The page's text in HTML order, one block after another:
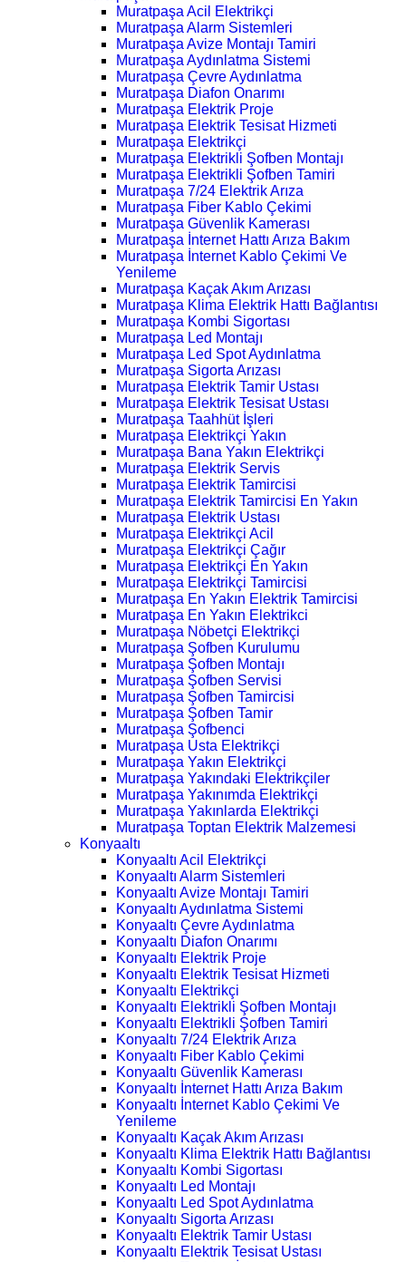
Muratpaşa Acil Elektrikçi
Muratpaşa Alarm Sistemleri
Muratpaşa Avize Montajı Tamiri
Muratpaşa Aydınlatma Sistemi
Muratpaşa Çevre Aydınlatma
Muratpaşa Diafon Onarımı
Muratpaşa Elektrik Proje
Muratpaşa Elektrik Tesisat Hizmeti
Muratpaşa Elektrikçi
Muratpaşa Elektrikli Şofben Montajı
Muratpaşa Elektrikli Şofben Tamiri
Muratpaşa 7/24 Elektrik Arıza
Muratpaşa Fiber Kablo Çekimi
Muratpaşa Güvenlik Kamerası
Muratpaşa İnternet Hattı Arıza Bakım
Muratpaşa İnternet Kablo Çekimi Ve
Yenileme
Muratpaşa Kaçak Akım Arızası
Muratpaşa Klima Elektrik Hattı Bağlantısı
Muratpaşa Kombi Sigortası
Muratpaşa Led Montajı
Muratpaşa Led Spot Aydınlatma
Muratpaşa Sigorta Arızası
Muratpaşa Elektrik Tamir Ustası
Muratpaşa Elektrik Tesisat Ustası
Muratpaşa Taahhüt İşleri
Muratpaşa Elektrikçi Yakın
Muratpaşa Bana Yakın Elektrikçi
Muratpaşa Elektrik Servis
Muratpaşa Elektrik Tamircisi
Muratpaşa Elektrik Tamircisi En Yakın
Muratpaşa Elektrik Ustası
Muratpaşa Elektrikçi Acil
Muratpaşa Elektrikçi Çağır
Muratpaşa Elektrikçi En Yakın
Muratpaşa Elektrikçi Tamircisi
Muratpaşa En Yakın Elektrik Tamircisi
Muratpaşa En Yakın Elektrikci
Muratpaşa Nöbetçi Elektrikçi
Muratpaşa Şofben Kurulumu
Muratpaşa Şofben Montajı
Muratpaşa Şofben Servisi
Muratpaşa Şofben Tamircisi
Muratpaşa Şofben Tamir
Muratpaşa Şofbenci
Muratpaşa Usta Elektrikçi
Muratpaşa Yakın Elektrikçi
Muratpaşa Yakındaki Elektrikçiler
Muratpaşa Yakınımda Elektrikçi
Muratpaşa Yakınlarda Elektrikçi
Muratpaşa Toptan Elektrik Malzemesi
Konyaaltı
Konyaaltı Acil Elektrikçi
Konyaaltı Alarm Sistemleri
Konyaaltı Avize Montajı Tamiri
Konyaaltı Aydınlatma Sistemi
Konyaaltı Çevre Aydınlatma
Konyaaltı Diafon Onarımı
Konyaaltı Elektrik Proje
Konyaaltı Elektrik Tesisat Hizmeti
Konyaaltı Elektrikçi
Konyaaltı Elektrikli Şofben Montajı
Konyaaltı Elektrikli Şofben Tamiri
Konyaaltı 7/24 Elektrik Arıza
Konyaaltı Fiber Kablo Çekimi
Konyaaltı Güvenlik Kamerası
Konyaaltı İnternet Hattı Arıza Bakım
Konyaaltı İnternet Kablo Çekimi Ve
Yenileme
Konyaaltı Kaçak Akım Arızası
Konyaaltı Klima Elektrik Hattı Bağlantısı
Konyaaltı Kombi Sigortası
Konyaaltı Led Montajı
Konyaaltı Led Spot Aydınlatma
Konyaaltı Sigorta Arızası
Konyaaltı Elektrik Tamir Ustası
Konyaaltı Elektrik Tesisat Ustası